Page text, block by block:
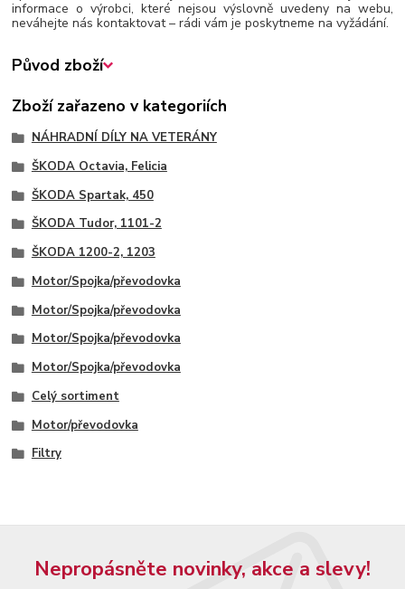
informace o výrobci, které nejsou výslovně uvedeny na webu,
neváhejte nás kontaktovat – rádi vám je poskytneme na vyžádání.
Původ zboží
Zboží zařazeno v kategoriích
NÁHRADNÍ DÍLY NA VETERÁNY
ŠKODA Octavia, Felicia
ŠKODA Spartak, 450
ŠKODA Tudor, 1101-2
ŠKODA 1200-2, 1203
Motor/Spojka/převodovka
Motor/Spojka/převodovka
Motor/Spojka/převodovka
Motor/Spojka/převodovka
Celý sortiment
Motor/převodovka
Filtry
Nepropásněte novinky, akce a slevy!